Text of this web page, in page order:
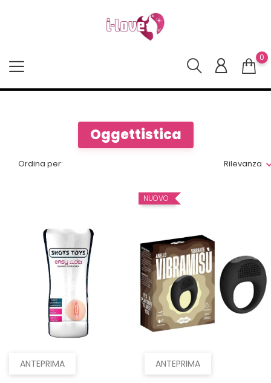
0
Oggettistica
Ordina per: Rilevanza
ANTEPRIMA ANTEPRIMA
NUOVO